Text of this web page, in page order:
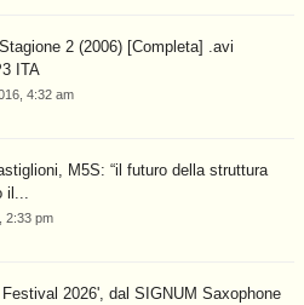
2 (2006) [Completa] .avi
ITA
4:32 am
M5S: “il futuro della struttura
2:33 pm
2026', dal SIGNUM Saxophone